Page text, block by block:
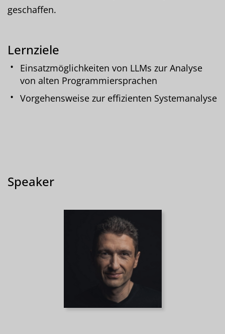
geschaffen.
Lernziele
Einsatzmöglichkeiten von LLMs zur Analyse
von alten Programmiersprachen
Vorgehensweise zur effizienten Systemanalyse
Speaker